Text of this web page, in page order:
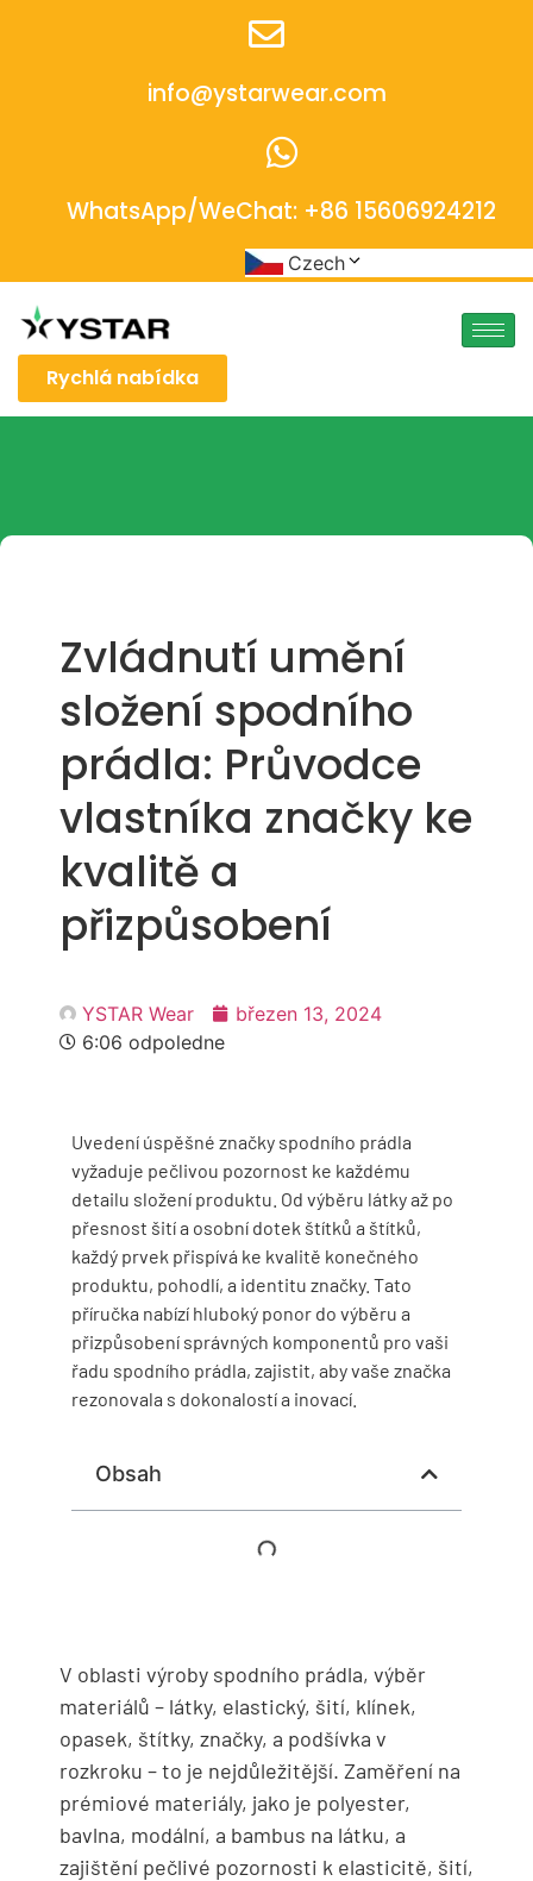
info@ystarwear.com
WhatsApp/WeChat: +86 15606924212
Czech
Rychlá nabídka
Zvládnutí umění
složení spodního
prádla: Průvodce
vlastníka značky ke
kvalitě a
přizpůsobení
YSTAR Wear
březen 13, 2024
6:06 odpoledne
Uvedení úspěšné značky spodního prádla
vyžaduje pečlivou pozornost ke každému
detailu složení produktu. Od výběru látky až po
přesnost šití a osobní dotek štítků a štítků,
každý prvek přispívá ke kvalitě konečného
produktu, pohodlí, a identitu značky. Tato
příručka nabízí hluboký ponor do výběru a
přizpůsobení správných komponentů pro vaši
řadu spodního prádla, zajistit, aby vaše značka
rezonovala s dokonalostí a inovací.
Obsah
V oblasti výroby spodního prádla, výběr
materiálů – látky, elastický, šití, klínek,
opasek, štítky, značky, a podšívka v
rozkroku – to je nejdůležitější. Zaměření na
prémiové materiály, jako je polyester,
bavlna, modální, a bambus na látku, a
zajištění pečlivé pozornosti k elasticitě, šití,